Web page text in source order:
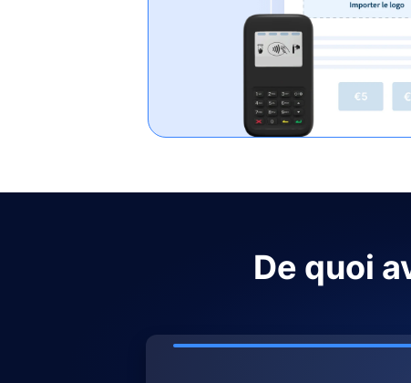
De quoi